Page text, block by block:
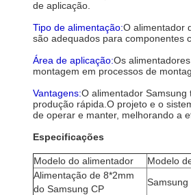
de aplicação.
Tipo de alimentação:O alimentador
são adequados para componentes
Área de aplicação:Os
montagem em processos de
Vantagens:O alimentador
produção rápida.O projeto e o
de operar e manter, melhorando a
Especificações
Modelo do alimentador
Modelo
Alimentação de 8*2mm
do Samsung CP
Samsung